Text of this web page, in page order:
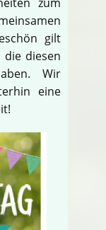
zum
gilt
diesen
Wir
eine